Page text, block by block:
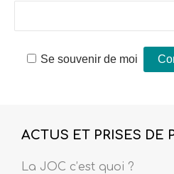
Se souvenir de moi
ACTUS ET PRISES DE
La JOC c’est quoi ?